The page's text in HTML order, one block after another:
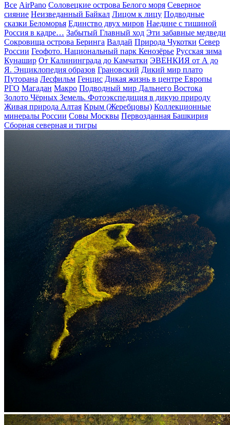
Все AirPano Соловецкие острова Белого моря Северное
сияние Неизведанный Байкал Лицом к лицу Подводные
сказки Беломорья Единство двух миров Наедине с тишиной
Россия в кадре… Забытый Главный ход Эти забавные медведи
Сокровища острова Беринга Валдай Природа Чукотки Север
России Геофото. Национальный парк Кенозёрье Русская зима
Кунашир От Калининграда до Камчатки ЭВЕНКИЯ от А до
Я. Энциклопедия образов Грановский Дикий мир плато
Путорана Лесфильм Генцис Дикая жизнь в центре Европы
РГО Магадан Макро Подводный мир Дальнего Востока
Золото Чёрных Земель. Фотоэкспедиция в дикую природу
Живая природа Алтая Крым (Жеребцовы) Коллекционные
минералы России Совы Москвы Первозданная Башкирия
Сборная северная и тигры